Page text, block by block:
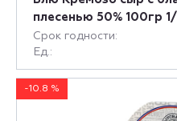
плесенью 50% 100гр
Срок годности:
Ед.:
-10.8 %